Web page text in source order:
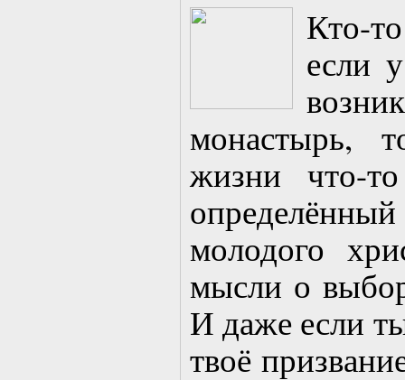
Кто-
если
монастырь,
жизни что-
молодого
мысли о
И даже если
твоё